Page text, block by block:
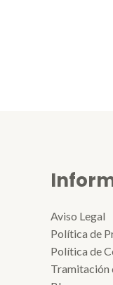
Aviso Legal
Política de
Política de
Tramitación